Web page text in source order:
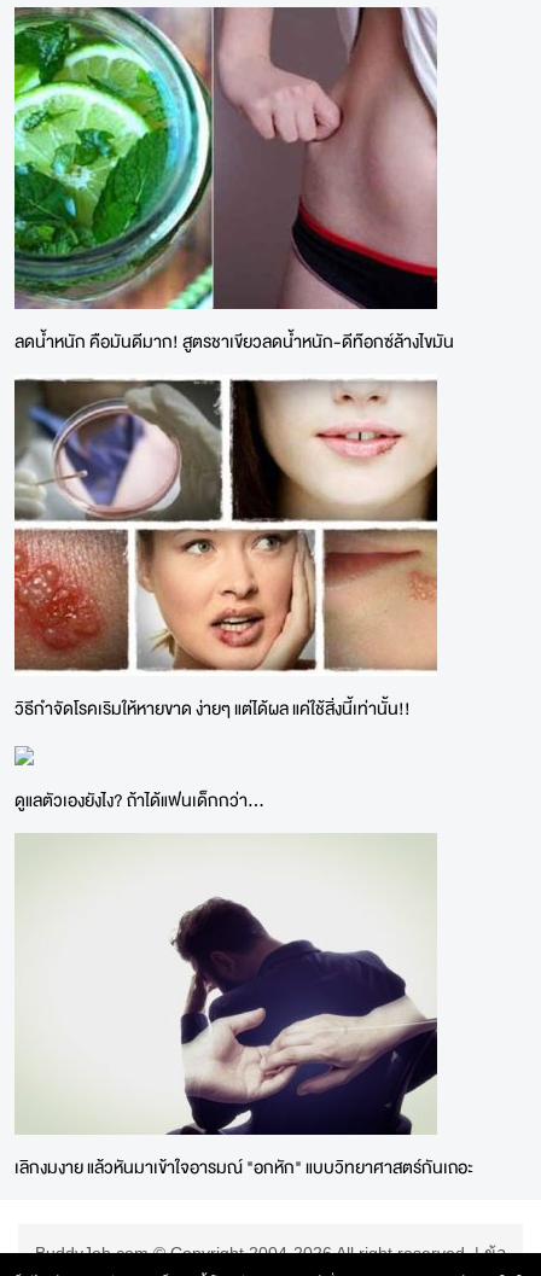
ลดน้ำหนัก คือมันดีมาก! สูตรชาเขียวลดน้ำหนัก-ดีท๊อกซ์ล้างไขมัน
วิธีกำจัดโรคเริมให้หายขาด ง่ายๆ แต่ได้ผล แค่ใช้สิ่งนี้เท่านั้น!!
ดูแลตัวเองยังไง? ถ้าได้แฟนเด็กกว่า...
เลิกงมงาย แล้วหันมาเข้าใจอารมณ์ "อกหัก" แบบวิทยาศาสตร์กันเถอะ
BuddyJob.com © Copyright 2004-2026 All right reserved. |ข้อ